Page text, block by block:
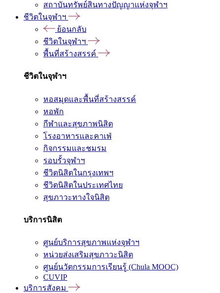
สถาบันทรัพย์สินทางปัญญาแห่งจุฬาฯ
ชีวิตในจุฬาฯ
ย้อนกลับ
ชีวิตในจุฬาฯ
พื้นที่สร้างสรรค์
ชีวิตในจุฬาฯ
หอสมุดและพื้นที่สร้างสรรค์
หอพัก
กีฬาและสุขภาพนิสิต
โรงอาหารและคาเฟ่
กิจกรรมและชมรม
รอบรั้วจุฬาฯ
ชีวิตนิสิตในกรุงเทพฯ
ชีวิตนิสิตในประเทศไทย
สุขภาวะทางใจนิสิต
บริการนิสิต
ศูนย์บริการสุขภาพแห่งจุฬาฯ
หน่วยส่งเสริมสุขภาวะนิสิต
ศูนย์นวัตกรรมการเรียนรู้ (Chula MOOC)
CUVIP
บริการสังคม